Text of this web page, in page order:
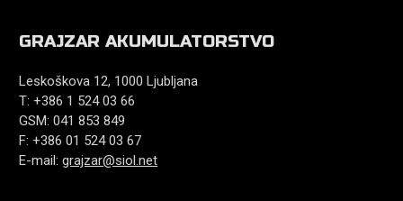
GRAJZAR AKUMULATORSTVO
Leskoškova 12, 1000 Ljubljana
T: +386 1 524 03 66
GSM: 041 853 849
F: +386 01 524 03 67
E-mail:grajzar@siol.net